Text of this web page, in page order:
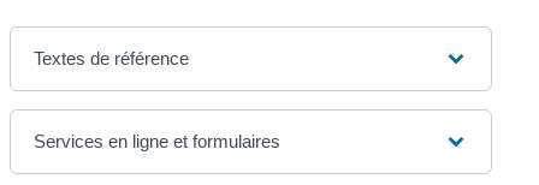
Textes de référence
Services en ligne et formulaires